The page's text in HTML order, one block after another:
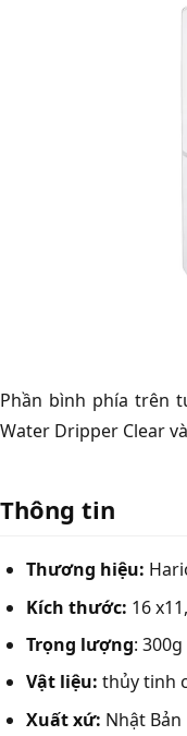
Phần bình phía trên
Water Dripper Clear
Thông tin
Thương hiệu:
Kích thước: 16
Trọng lượng: 300g
Vật liệu: thủy tinh
Xuất xứ: Nhật Bản